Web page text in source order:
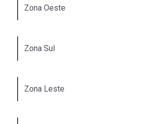
Zona Oeste
Zona Sul
Zona Leste